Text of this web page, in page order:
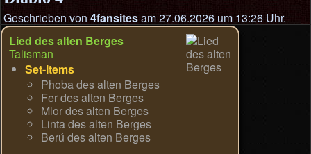
Geschrieben von4fansitesam 27.06.2026 um 13:26 Uhr.
Lied des alten Berges
Talisman
Set-Items
Phoba des alten Berges
Fer des alten Berges
Mlor des alten Berges
Linta des alten Berges
Berú des alten Berges